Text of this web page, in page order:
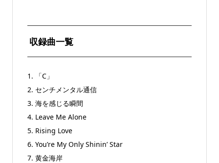
収録曲一覧
1. 「C」
2. センチメンタル通信
3. 海を感じる瞬間
4. Leave Me Alone
5. Rising Love
6. You’re My Only Shinin’ Star
7. 黄金海岸